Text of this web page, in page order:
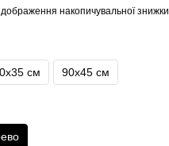
накопичувальної знижки
см 90х45 см